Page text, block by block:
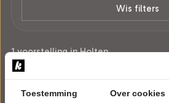
Wis filters
1 voorstelling in Holten.
Toestemming Over cookies